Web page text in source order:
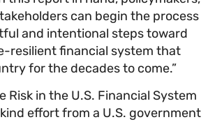
stakeholders can begin the
and intentional steps toward
resilient financial system that
for the decades to come.”
Risk in the U.S. Financial
kind effort from a U.S.